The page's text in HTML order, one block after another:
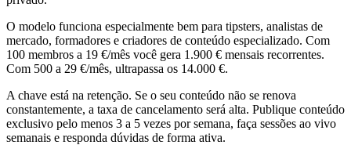
O modelo funciona especialmente bem para tipsters, analistas de
mercado, formadores e criadores de conteúdo especializado. Com
100 membros a 19 €/mês você gera 1.900 € mensais recorrentes.
Com 500 a 29 €/mês, ultrapassa os 14.000 €.
A chave está na retenção. Se o seu conteúdo não se renova
constantemente, a taxa de cancelamento será alta. Publique conteúdo
exclusivo pelo menos 3 a 5 vezes por semana, faça sessões ao vivo
semanais e responda dúvidas de forma ativa.